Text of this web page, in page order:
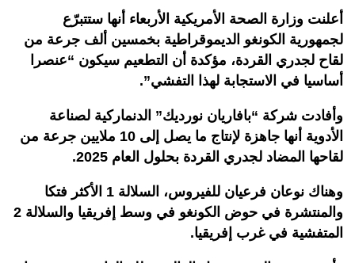
أعلنت وزارة الصحة الأمريكية الأربعاء أنها ستتبرّع
لجمهورية الكونغو الديموقراطية بخمسين ألف جرعة من
لقاح لجدري القردة، مؤكدة أن التطعيم سيكون “عنصرا
أساسيا في الاستجابة لهذا التفشي”.
وأفادت شركة “بافاريان نورديك” الدنماركية لصناعة
الأدوية أنها جاهزة لإنتاج ما يصل إلى 10 ملايين جرعة من
لقاحها المضاد لجدري القردة بحلول العام 2025.
وهناك نوعان فرعيان للفيروس، السلالة 1 الأكثر فتكا
والمنتشرة في حوض الكونغو في وسط إفريقيا والسلالة 2
المتفشية في غرب إفريقيا.